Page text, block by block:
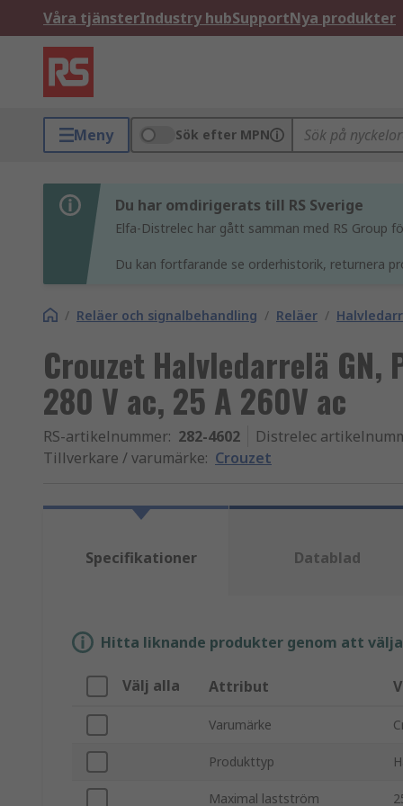
Våra tjänsterIndustry hubSupportNya produkter
Meny Sök efter MPN
Du har omdirigerats till RS Sverige
Elfa-Distrelec har gått samman med RS
Du kan fortfarande se orderhistorik, returnera
/ Reläer och signalbehandling / Reläer /
Crouzet Halvledarrelä GN,
280 V ac, 25 A 260V ac
RS-artikelnummer: 282-4602 Distrelec
Tillverkare / varumärke: Crouzet
Specifikationer Datablad
Hitta liknande produkter genom att
Välj alla Attribut
Varumärke
Produkttyp
Maximal lastström